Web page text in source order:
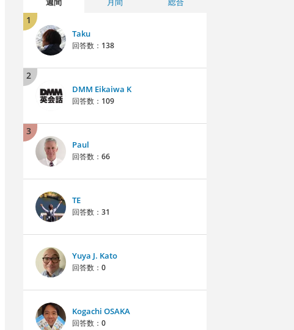
1
Taku
回答数： 138
2
DMM Eikaiwa K
回答数： 109
3
Paul
回答数： 66
TE
回答数： 31
Yuya J. Kato
回答数： 0
Kogachi OSAKA
回答数： 0